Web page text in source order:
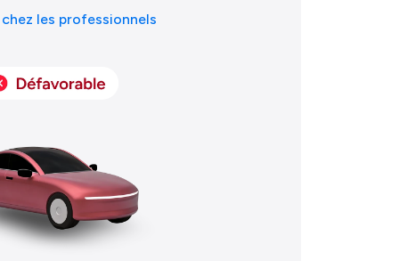
chez les professionnels